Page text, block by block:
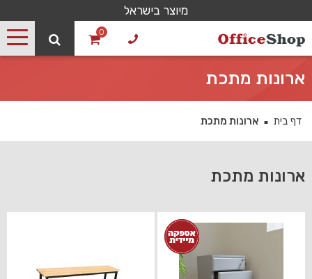
מיוצר בישראל
0
ארונות מתכת
דף בית ■ ארונות מתכת
ארונות מתכת